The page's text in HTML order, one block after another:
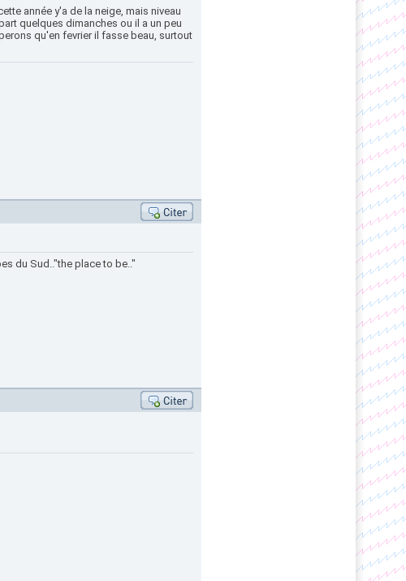
année y'a de la neige, mais niveau
quelques dimanches ou il a un peu
qu'en fevrier il fasse beau, surtout
du Sud.."the place to be.."